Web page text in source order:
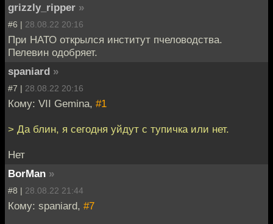
grizzly_ripper »
#6 | 28.08.22 20:16
При НАТО открылся институт пчеловодства.
Пелевин одобряет.
spaniard »
#7 | 28.08.22 20:16
Кому: VII Gemina, #1
> Да блин, я сегодня уйдут с тупичка или нет.
Нет
BorMan »
#8 | 28.08.22 21:44
Кому: spaniard, #7